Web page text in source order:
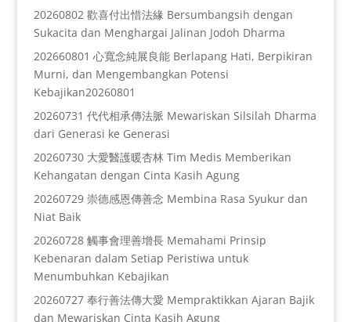
20260802 歡喜付出惜法緣 Bersumbangsih dengan
Sukacita dan Menghargai Jalinan Jodoh Dharma
202660801 心寬念純展良能 Berlapang Hati, Berpikiran
Murni, dan Mengembangkan Potensi
Kebajikan20260801
20260731 代代相承傳法脈 Mewariskan Silsilah Dharma
dari Generasi ke Generasi
20260730 大愛醫護暖杏林 Tim Medis Memberikan
Kehangatan dengan Cinta Kasih Agung
20260729 崇德感恩傳善念 Membina Rasa Syukur dan
Niat Baik
20260728 觸事會理善增長 Memahami Prinsip
Kebenaran dalam Setiap Peristiwa untuk
Menumbuhkan Kebajikan
20260727 奉行善法傳大愛 Mempraktikkan Ajaran Bajik
dan Mewariskan Cinta Kasih Agung